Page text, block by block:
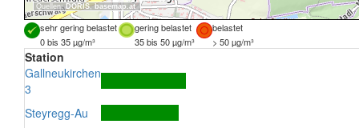
Quellen: DORIS,basemap.at
sehr gering belastet gering belastet
belastet
0 bis 35 µg/m³
35 bis 50 µg/m³ > 50 µg/m³
Station
Gallneukirchen
3
Steyregg-Au